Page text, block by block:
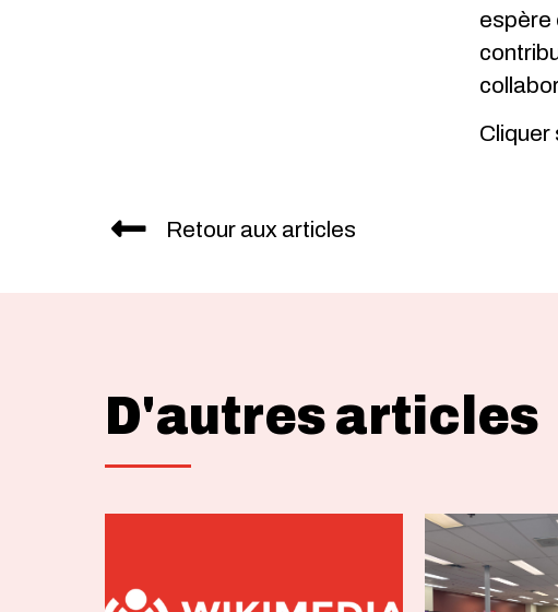
espère
Cliquer
Retour aux articles
D'autres articles